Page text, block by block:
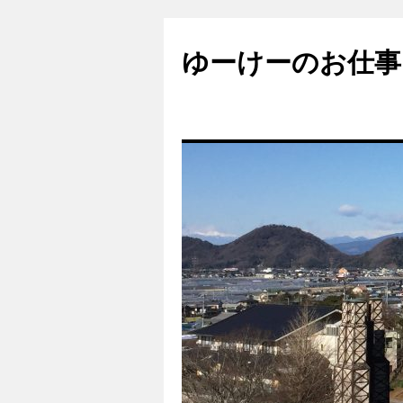
ゆーけーのお仕